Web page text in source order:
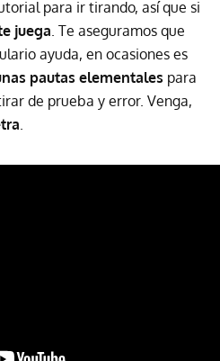
para ir tirando, así que si
juega . Te aseguramos que
ayuda, en ocasiones es
pautas elementales para
de prueba y error. Venga,